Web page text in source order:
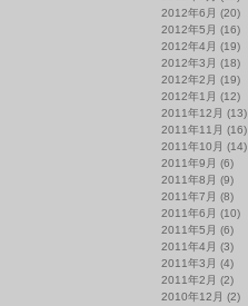
2012年6月 (20)
2012年5月 (16)
2012年4月 (19)
2012年3月 (18)
2012年2月 (19)
2012年1月 (12)
2011年12月 (13)
2011年11月 (16)
2011年10月 (14)
2011年9月 (6)
2011年8月 (9)
2011年7月 (8)
2011年6月 (10)
2011年5月 (6)
2011年4月 (3)
2011年3月 (4)
2011年2月 (2)
2010年12月 (2)